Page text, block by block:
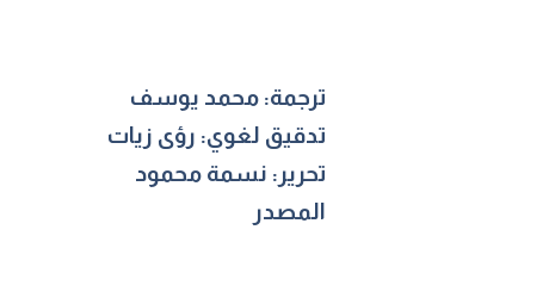
ترجمة: محمد يوسف
تدقيق لغوي: رؤى زيات
تحرير: نسمة محمود
المصدر